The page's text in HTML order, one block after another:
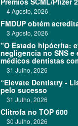
4 Agosto, 2026
FMDUP obtém
3 Agosto, 2026
"O Estado hipócrita:
negligencia no SNS
médicos dentistas
31 Julho, 2026
“Elevate Dentistry -
pelo sucesso
31 Julho, 2026
Clitrofa no TOP 600
30 Julho, 2026